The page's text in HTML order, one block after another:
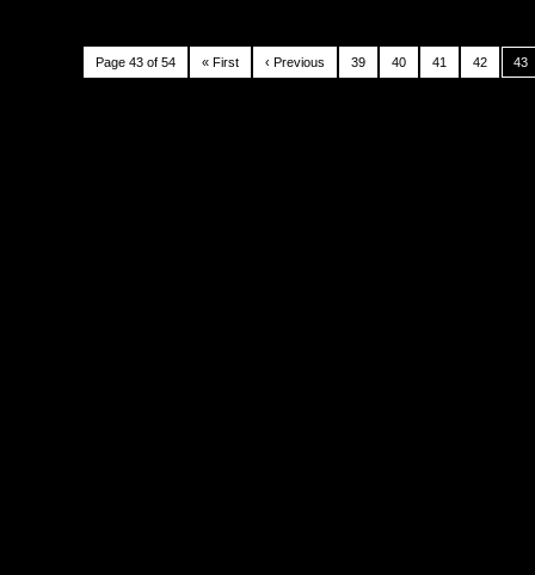
Page 43 of 54 « First ‹ Previous 39 40 41 42 43